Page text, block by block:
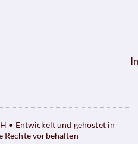
• Entwickelt und gehostet in
Rechte vorbehalten